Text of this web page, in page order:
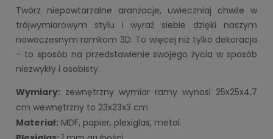
Twórz niepowtarzalne aranżacje, uwieczniaj chwile w
trójwymiarowym stylu i wyraź siebie dzięki naszym
nowoczesnym ramkom 3D. To więcej niż tylko dekoracja
- to sposób na przedstawienie swojego życia w sposób
niezwykły i osobisty.
Wymiary: zewnętrzny wymiar ramy wynosi 25x25x4,7
cm wewnętrzny to 23x23x3 cm
Materiał: MDF, papier, plexiglas, metal.